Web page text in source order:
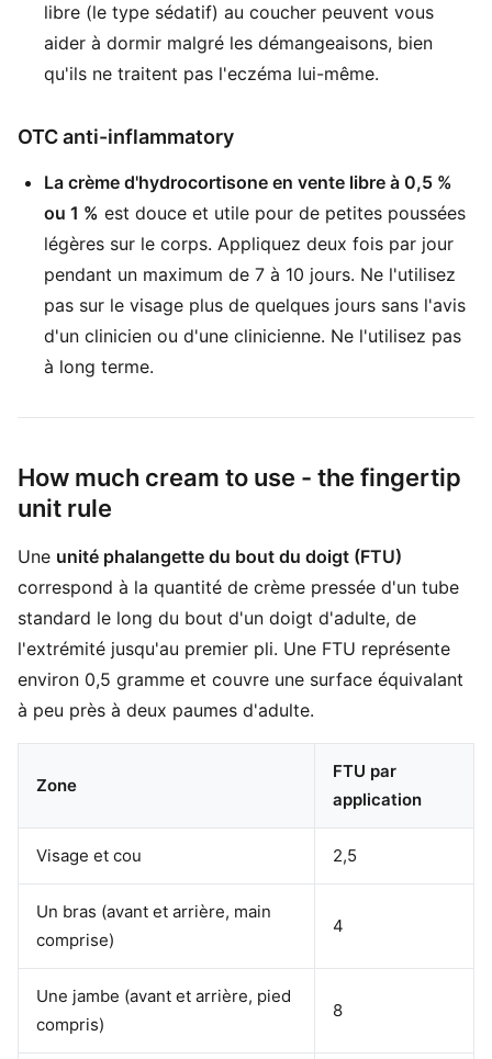
libre (le type sédatif) au coucher peuvent vous
aider à dormir malgré les démangeaisons, bien
qu'ils ne traitent pas l'eczéma lui-même.
OTC anti-inflammatory
La crème d'hydrocortisone en vente libre à 0,5 %
ou 1 % est douce et utile pour de petites poussées
légères sur le corps. Appliquez deux fois par jour
pendant un maximum de 7 à 10 jours. Ne l'utilisez
pas sur le visage plus de quelques jours sans l'avis
d'un clinicien ou d'une clinicienne. Ne l'utilisez pas
à long terme.
How much cream to use - the fingertip
unit rule
Une unité phalangette du bout du doigt (FTU)
correspond à la quantité de crème pressée d'un tube
standard le long du bout d'un doigt d'adulte, de
l'extrémité jusqu'au premier pli. Une FTU représente
environ 0,5 gramme et couvre une surface équivalant
à peu près à deux paumes d'adulte.
Zone
FTU par
application
Visage et cou 2,5
Un bras (avant et arrière, main
comprise)
4
Une jambe (avant et arrière, pied
compris)
8